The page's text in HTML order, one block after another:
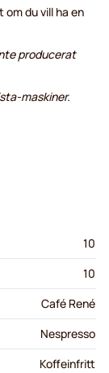
du vill ha en
producerat
maskiner.
10
10
Café René
Nespresso
Koffeinfritt